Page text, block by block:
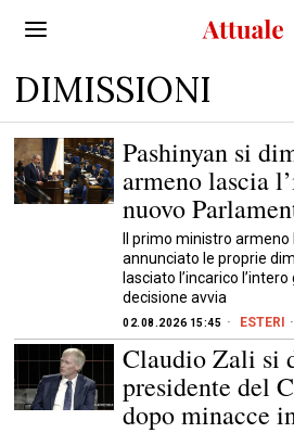
DIMISSIONI
Pashinyan si
armeno lascia
nuovo
Il primo ministro
annunciato le proprie
lasciato l’incarico
decisione avvia
02.08.2026 15:45 ESTERI ·
Claudio Zali si
presidente del
dopo minacce